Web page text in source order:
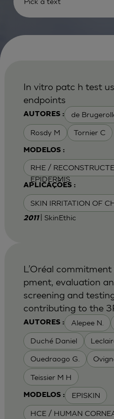
AUTORES : de
Rosdy M Tornier C
MODELOS :
RHE /
EPIDERMIS
APLICAÇÕES :
SKIN IRRITATION OF
In vitro patc h test
endpoints
2011 | SkinEthic
AUTORES : Alepee N.
Duché Daniel
Ouedraogo G.
Teissier M H
MODELOS : EPISKIN
HCE / HUMAN
L’Oréal
pment, evaluation
screening and
contributing to the